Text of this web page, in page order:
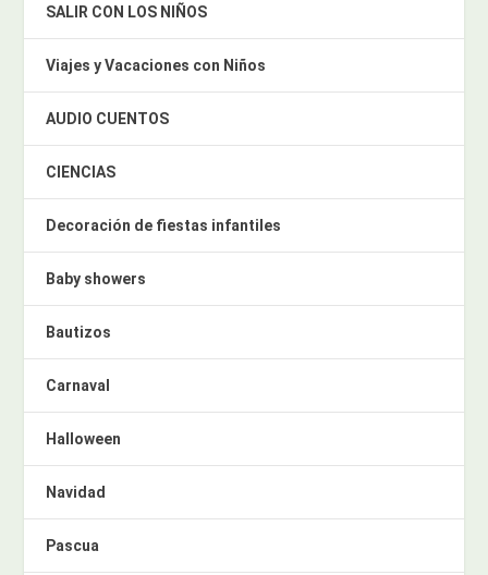
SALIR CON LOS NIÑOS
Viajes y Vacaciones con Niños
AUDIO CUENTOS
CIENCIAS
Decoración de fiestas infantiles
Baby showers
Bautizos
Carnaval
Halloween
Navidad
Pascua